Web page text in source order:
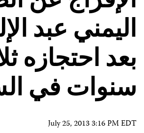
اليمني عبد
بعد احتجازه
سنوات في
July 25, 2013 3:16 PM EDT